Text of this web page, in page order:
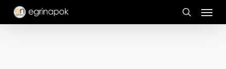
Skip
search
Menu